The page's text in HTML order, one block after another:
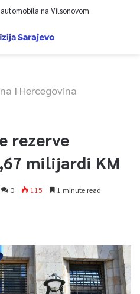
na Vilsonovom
I Hercegovina
rezerve
milijardi KM
0 115 1 minute read